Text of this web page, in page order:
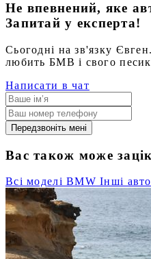
Не впевнений, яке
Запитай у експерта!
Сьогодні на зв'язку
любить БМВ і свого
Написати в чат
Передзвоніть мені
Вас також може
Всі моделі BMW Інші